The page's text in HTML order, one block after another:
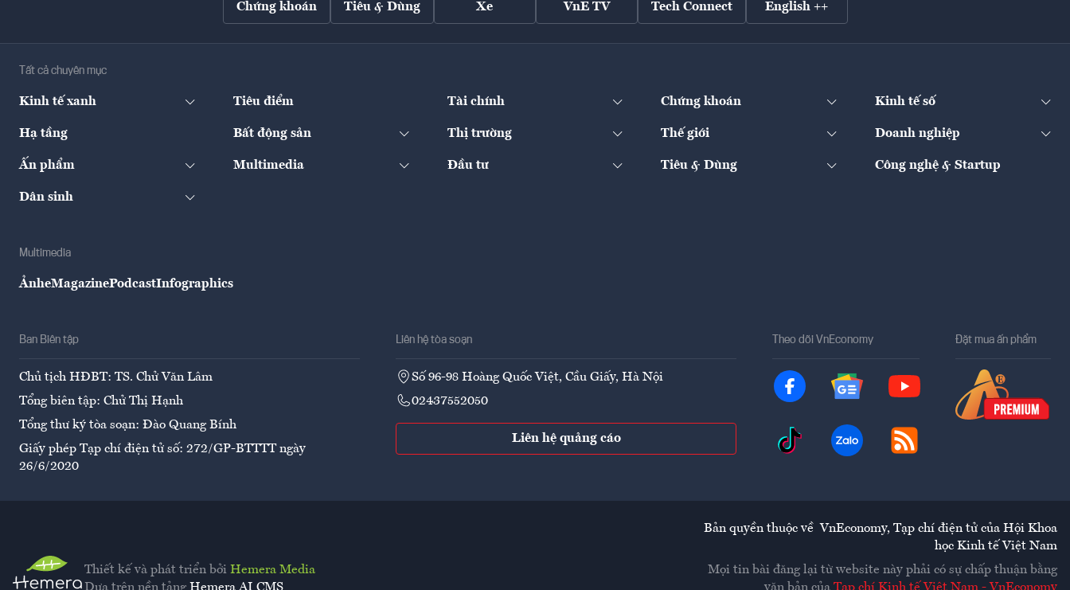
Chứng khoán Tiêu & Dùng Xe VnE TV Tech Connect English ++
Tất cả chuyên mục
Kinh tế xanh Tiêu điểm Tài chính Chứng khoán Kinh tế số
Hạ tầng Bất động sản Thị trường Thế giới Doanh nghiệp
Ấn phẩm Multimedia Đầu tư Tiêu & Dùng Công nghệ & Startup
Dân sinh
Multimedia
ẢnheMagazinePodcastInfographics
Ban Biên tập
Chủ tịch HĐBT: TS. Chử Văn Lâm
Tổng biên tập: Chử Thị Hạnh
Tổng thư ký tòa soạn: Đào Quang Bính
Giấy phép Tạp chí điện tử số: 272/GP-BTTTT ngày
26/6/2020
Liên hệ tòa soạn
Số 96-98 Hoàng Quốc Việt, Cầu Giấy, Hà Nội
02437552050
Liên hệ quảng cáo
Theo dõi VnEconomy Đặt mua ấn phẩm
Thiết kế và phát triển bởi Hemera Media
Bản quyền thuộc về VnEconomy, Tạp chí điện tử của Hội Khoa
học Kinh tế Việt Nam
Mọi tin bài đăng lại từ website này phải có sự chấp thuận bằng